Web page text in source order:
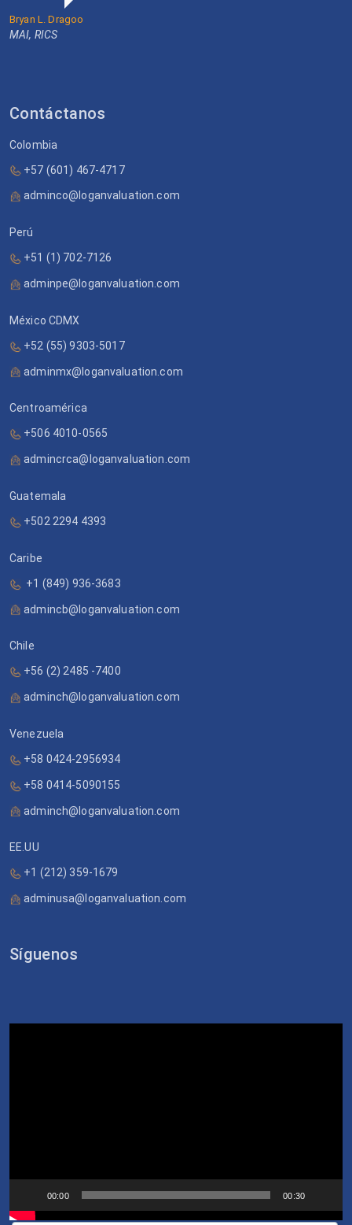
Bryan L. Dragoo
MAI, RICS
Contáctanos
Colombia
+57 (601) 467-4717
adminco@loganvaluation.com
Perú
+51 (1) 702-7126
adminpe@loganvaluation.com
México CDMX
+52 (55) 9303-5017
adminmx@loganvaluation.com
Centroamérica
+506 4010-0565
admincrca@loganvaluation.com
Guatemala
+502 2294 4393
Caribe
+1 (849) 936-3683
admincb@loganvaluation.com
Chile
+56 (2) 2485 -7400
adminch@loganvaluation.com
Venezuela
+58 0424-2956934
+58 0414-5090155
adminch@loganvaluation.com
EE.UU
+1 (212) 359-1679
adminusa@loganvaluation.com
Síguenos
00:00 00:30